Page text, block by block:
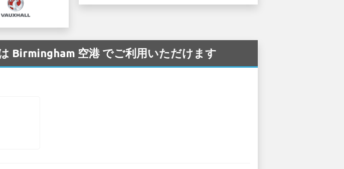
Birmingham 空港 でご利用いただけます